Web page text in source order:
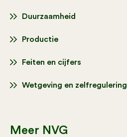
Duurzaamheid
Productie
Feiten en cijfers
Wetgeving en zelfregulering
Meer NVG